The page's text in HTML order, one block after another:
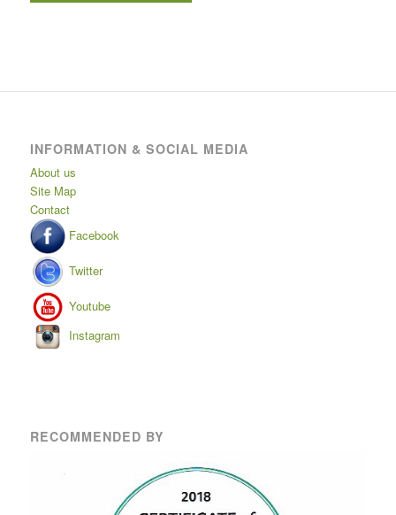
INFORMATION & SOCIAL MEDIA
About us
Site Map
Contact
Facebook
Twitter
Youtube
Instagram
RECOMMENDED BY